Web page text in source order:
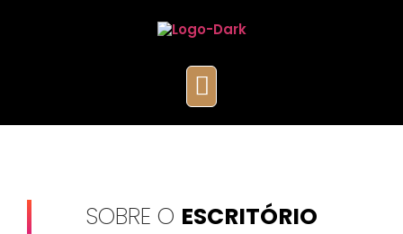
SOBRE O ESCRITÓRIO